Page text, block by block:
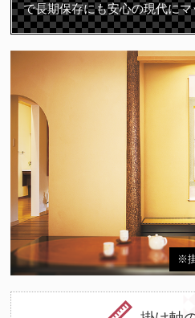
で長期保存にも安心の現代に
※